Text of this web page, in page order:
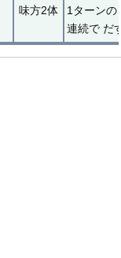
味方2体
1ターンの
連続で だ